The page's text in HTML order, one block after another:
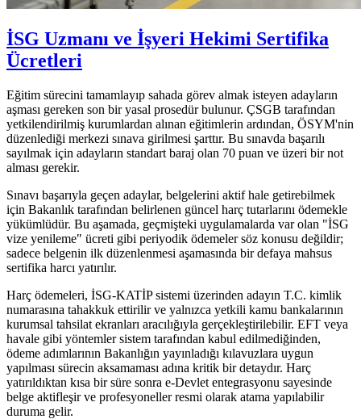
İSG Uzmanı ve İşyeri Hekimi Sertifika
Ücretleri
Eğitim sürecini tamamlayıp sahada görev almak isteyen adayların
aşması gereken son bir yasal prosedür bulunur. ÇSGB tarafından
yetkilendirilmiş kurumlardan alınan eğitimlerin ardından, ÖSYM'nin
düzenlediği merkezi sınava girilmesi şarttır. Bu sınavda başarılı
sayılmak için adayların standart baraj olan 70 puan ve üzeri bir not
alması gerekir.
Sınavı başarıyla geçen adaylar, belgelerini aktif hale getirebilmek
için Bakanlık tarafından belirlenen güncel harç tutarlarını ödemekle
yükümlüdür. Bu aşamada, geçmişteki uygulamalarda var olan "İSG
vize yenileme" ücreti gibi periyodik ödemeler söz konusu değildir;
sadece belgenin ilk düzenlenmesi aşamasında bir defaya mahsus
sertifika harcı yatırılır.
Harç ödemeleri, İSG-KATİP sistemi üzerinden adayın T.C. kimlik
numarasına tahakkuk ettirilir ve yalnızca yetkili kamu bankalarının
kurumsal tahsilat ekranları aracılığıyla gerçekleştirilebilir. EFT veya
havale gibi yöntemler sistem tarafından kabul edilmediğinden,
ödeme adımlarının Bakanlığın yayınladığı kılavuzlara uygun
yapılması sürecin aksamaması adına kritik bir detaydır. Harç
yatırıldıktan kısa bir süre sonra e-Devlet entegrasyonu sayesinde
belge aktifleşir ve profesyoneller resmi olarak atama yapılabilir
duruma gelir.